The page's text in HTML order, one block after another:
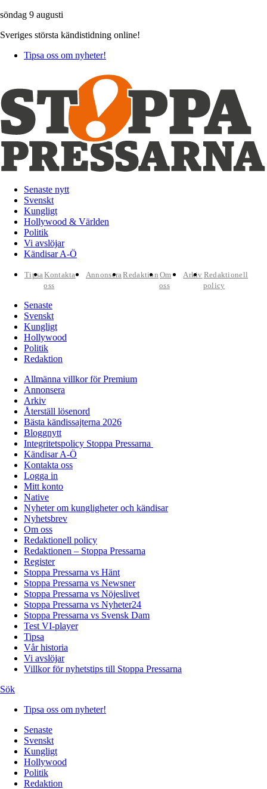
söndag 9 augusti
Sveriges största kändistidning online!
Tipsa oss om nyheter!
Senaste nytt
Svenskt
Kungligt
Hollywood & Världen
Politik
Vi avslöjar
Kändisar A-Ö
TipsaKontakta
oss
AnnonseraRedaktion Om
oss
Arkiv Redaktionell
policy
Senaste
Svenskt
Kungligt
Hollywood
Politik
Redaktion
Allmänna villkor för Premium
Annonsera
Arkiv
Återställ lösenord
Bästa kändissajterna 2026
Bloggnytt
Integritetspolicy Stoppa Pressarna
Kändisar A-Ö
Kontakta oss
Logga in
Mitt konto
Native
Nyheter om kungligheter och kändisar
Nyhetsbrev
Om oss
Redaktionell policy
Redaktionen – Stoppa Pressarna
Register
Stoppa Pressarna vs Hänt
Stoppa Pressarna vs Newsner
Stoppa Pressarna vs Nöjeslivet
Stoppa Pressarna vs Nyheter24
Stoppa Pressarna vs Svensk Dam
Test VI-player
Tipsa
Vår historia
Vi avslöjar
Villkor för nyhetstips till Stoppa Pressarna
Sök
Tipsa oss om nyheter!
Senaste
Svenskt
Kungligt
Hollywood
Politik
Redaktion